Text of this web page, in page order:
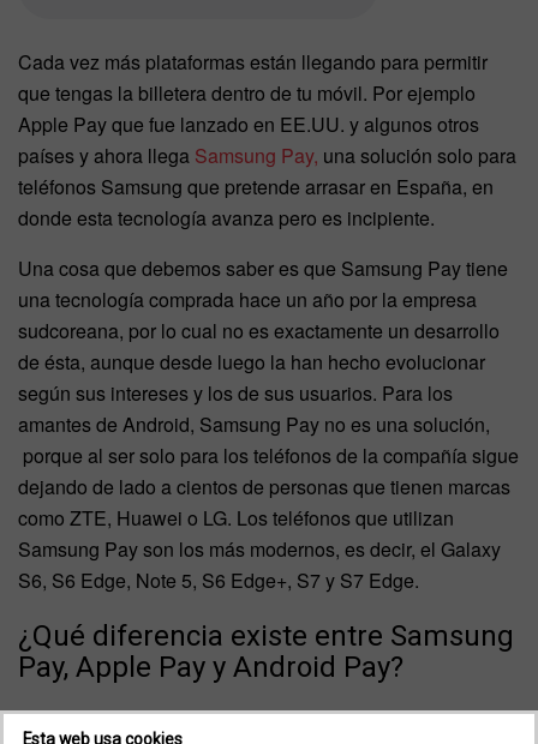
Cada vez más plataformas están llegando para permitir
que tengas la billetera dentro de tu móvil. Por ejemplo
Apple Pay que fue lanzado en EE.UU. y algunos otros
países y ahora llega Samsung Pay, una solución solo para
teléfonos Samsung que pretende arrasar en España, en
donde esta tecnología avanza pero es incipiente.
Una cosa que debemos saber es que Samsung Pay tiene
una tecnología comprada hace un año por la empresa
sudcoreana, por lo cual no es exactamente un desarrollo
de ésta, aunque desde luego la han hecho evolucionar
según sus intereses y los de sus usuarios. Para los
amantes de Android, Samsung Pay no es una solución,
porque al ser solo para los teléfonos de la compañía sigue
dejando de lado a cientos de personas que tienen marcas
como ZTE, Huawei o LG. Los teléfonos que utilizan
Samsung Pay son los más modernos, es decir, el Galaxy
S6, S6 Edge, Note 5, S6 Edge+, S7 y S7 Edge.
¿Qué diferencia existe entre Samsung
Pay, Apple Pay y Android Pay?
Mientras que Samsung Pay tiene una tecnología que
Esta web usa cookies